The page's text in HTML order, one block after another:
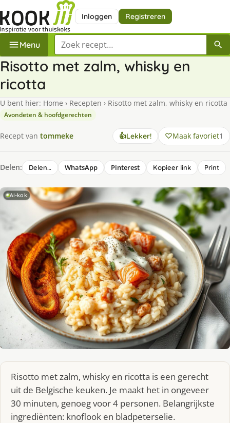
Inloggen Registreren
Menu Zoek een recept
Risotto met zalm, whisky en
ricotta
U bent hier: Home › Recepten › Risotto met zalm, whisky en ricotta
Avondeten & hoofdgerechten
Recept van tommeke 👍Lekker! Maak favoriet1
Delen: Delen… WhatsApp Pinterest Kopieer link Print
AI-kok
Risotto met zalm, whisky en ricotta is een gerecht
uit de Belgische keuken. Je maakt het in ongeveer
30 minuten, genoeg voor 4 personen. Belangrijkste
ingrediënten: knoflook en bladpeterselie.